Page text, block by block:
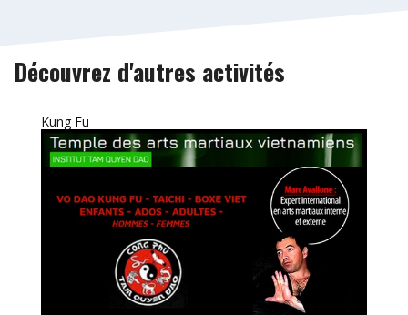
Découvrez d'autres activités
Kung Fu